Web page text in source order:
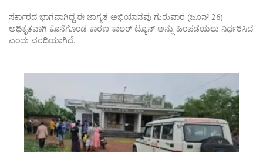
ಸರ್ಕಾರದ ಭಾಗವಾಗಿದ್ದ ಈ ಜಾಗೃತ ಅಭಿಯಾನವು ಗುರುವಾರ (ಜೂನ್ 26)
ಅಧಿಕೃತವಾಗಿ ಕೊನೆಗೊಂಡ ಕಾರಣ ಕಾಲರ್ ಟ್ಯೂನ್ ಅನ್ನು ಹಿಂಪಡೆಯಲು ನಿರ್ಧರಿಸಿದೆ
ಎಂದು ವರದಿಯಾಗಿದೆ.